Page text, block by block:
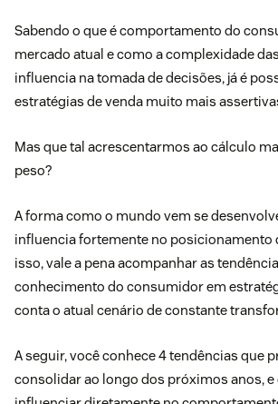
Sabendo o que é comportamento do
mercado atual e como a complexidade
influencia na tomada de decisões, já é
estratégias de venda muito mais
Mas que tal acrescentarmos ao cálculo
peso?
A forma como o mundo vem se
influencia fortemente no posicionamento
isso, vale a pena acompanhar as
conhecimento do consumidor em
conta o atual cenário de constante
A seguir, você conhece 4 tendências que
consolidar ao longo dos próximos anos, e